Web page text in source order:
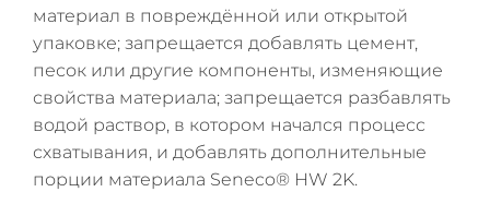
материал в повреждённой или открытой
упаковке; запрещается добавлять цемент,
песок или другие компоненты, изменяющие
свойства материала; запрещается разбавлять
водой раствор, в котором начался процесс
схватывания, и добавлять дополнительные
порции материала Seneco® HW 2K.